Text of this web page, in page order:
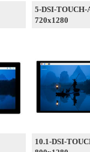
5-DSI-TOUCH-
720x1280
10.1-DSI-